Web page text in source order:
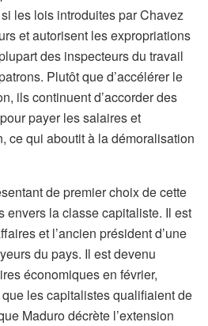
les lois introduites par Chavez
et autorisent les expropriations
des inspecteurs du travail
Plutôt que d’accélérer le
ils continuent d’accorder des
payer les salaires et
ce qui aboutit à la démoralisation
de premier choix de cette
envers la classe capitaliste. Il est
et l’ancien président d’une
du pays. Il est devenu
économiques en février,
les capitalistes qualifiaient de
Maduro décrète l’extension